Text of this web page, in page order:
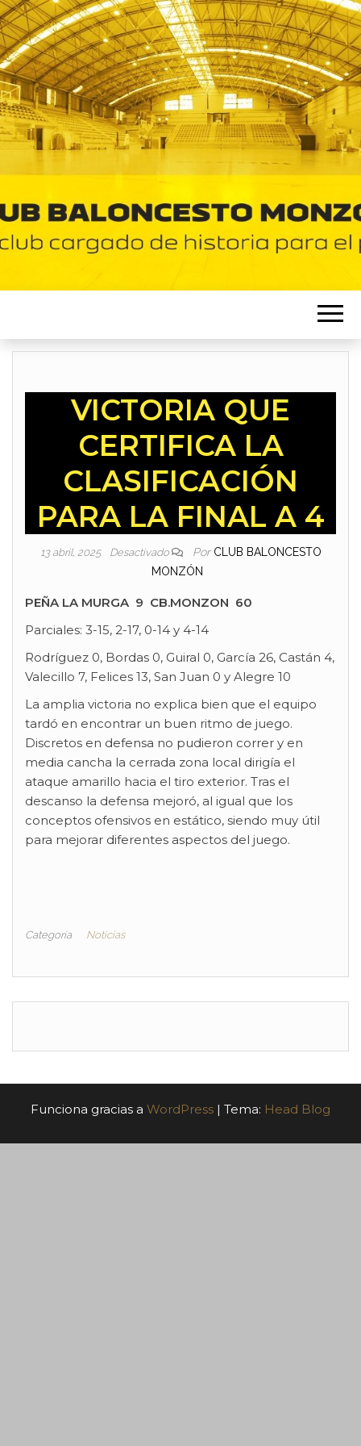
VICTORIA QUE
CERTIFICA LA
CLASIFICACIÓN
PARA LA FINAL A 4
13 abril, 2025 Desactivado Por CLUB BALONCESTO
MONZÓN
PEÑA LA MURGA 9 CB.MONZON 60
Parciales: 3-15, 2-17, 0-14 y 4-14
Rodríguez 0, Bordas 0, Guiral 0, García 26, Castán 4,
Valecillo 7, Felices 13, San Juan 0 y Alegre 10
La amplia victoria no explica bien que el equipo
tardó en encontrar un buen ritmo de juego.
Discretos en defensa no pudieron correr y en
media cancha la cerrada zona local dirigía el
ataque amarillo hacia el tiro exterior. Tras el
descanso la defensa mejoró, al igual que los
conceptos ofensivos en estático, siendo muy útil
para mejorar diferentes aspectos del juego.
Categoría Noticias
Funciona gracias a WordPress | Tema: Head Blog